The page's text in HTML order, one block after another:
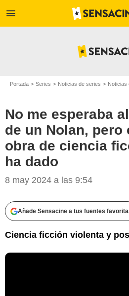
menu
Portada Series Noticias de series Noticias
No me esperaba
de un Nolan, pero
obra de ciencia
ha dado
8 may 2024 a las 9:54
Añade Sensacine a tus fuentes
Ciencia ficción violenta y